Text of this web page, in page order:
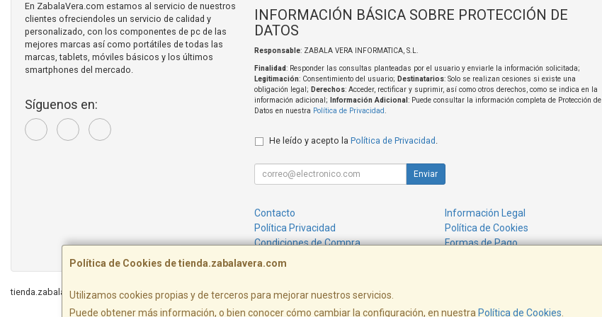
Política de Cookies de tienda.zabalavera.com
Utilizamos cookies propias y de terceros para mejorar nuestros servicios.
Puede obtener más información, o bien conocer cómo cambiar la configuración, en nuestra Política de Cookies
En ZabalaVera.com estamos al servicio de nuestros
clientes ofreciendoles un servicio de calidad y
personalizado, con los componentes de pc de las
mejores marcas así como portátiles de todas las
marcas, tablets, móviles básicos y los últimos
smartphones del mercado.
Síguenos en:
INFORMACIÓN BÁSICA SOBRE PROTECCIÓN DE
DATOS
Responsable: ZABALA VERA INFORMATICA, S.L.
Finalidad: Responder las consultas planteadas por el usuario y enviarle la información solicitada;
Legitimación: Consentimiento del usuario; Destinatarios: Solo se realizan cesiones si existe una
obligación legal; Derechos: Acceder, rectificar y suprimir, así como otros derechos, como se indica en la
información adicional;
Información Adicional : Puede consultar la información completa de Protección de
Datos en nuestra Política de Privacidad.
He leído y acepto la Política de Privacidad .
Enviar
Contacto
Información Legal
Política Privacidad
Política de Cookies
Condiciones de Compra
Formas de Pago
tienda.zabalavera.com © 2026
, , , , España. - C.I.F.: B21672183 - Tfno: